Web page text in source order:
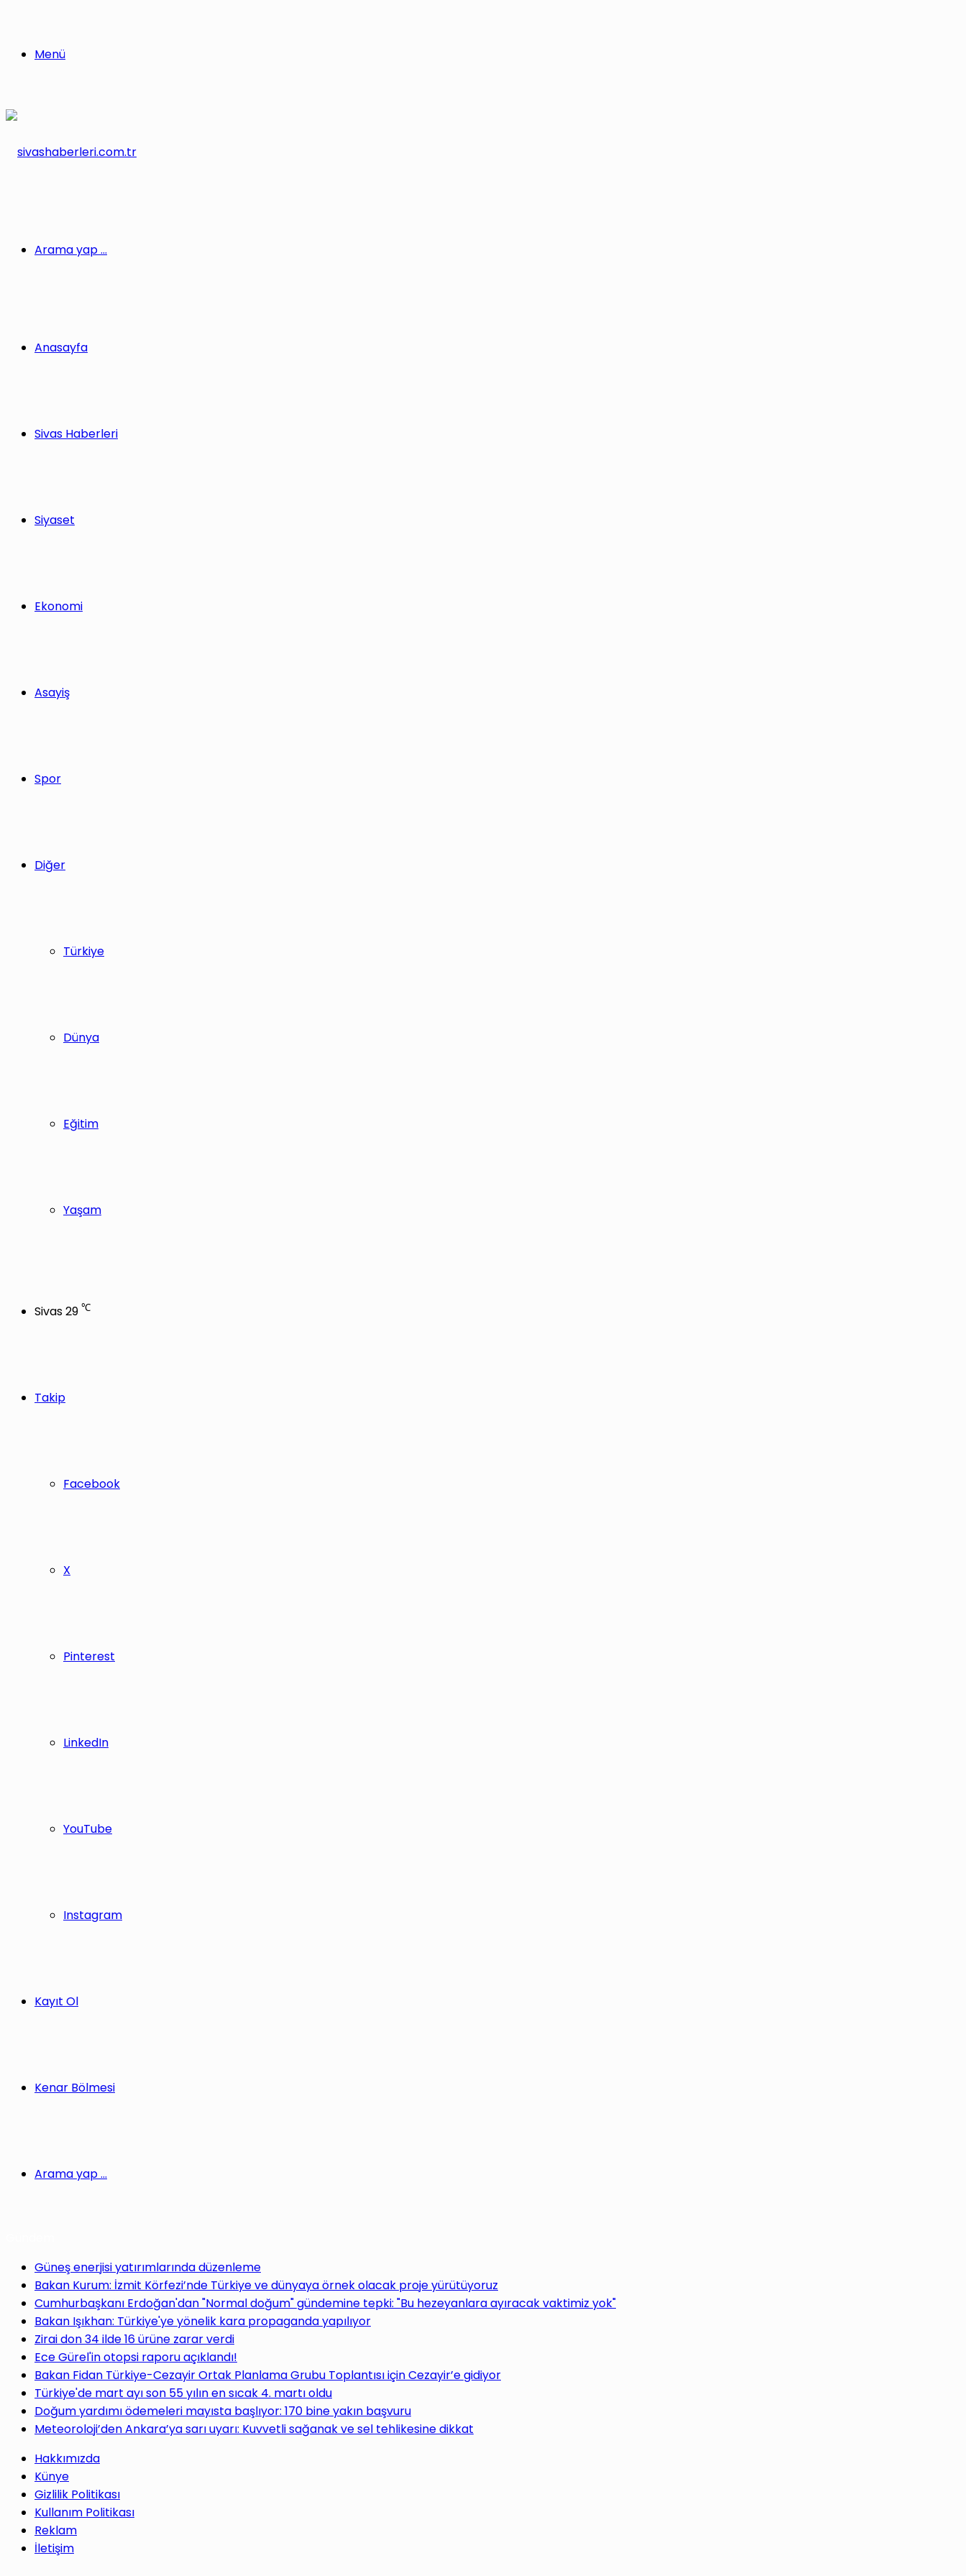
Menü
Arama yap ...
Anasayfa
Sivas Haberleri
Siyaset
Ekonomi
Asayiş
Spor
Diğer
Türkiye
Dünya
Eğitim
Yaşam
Sivas29 ℃
Takip
Facebook
X
Pinterest
LinkedIn
YouTube
Instagram
Kayıt Ol
Kenar Bölmesi
Arama yap ...
Güneş enerjisi yatırımlarında düzenleme
Bakan Kurum: İzmit Körfezi’nde Türkiye ve dünyaya örnek olacak proje yürütüyoruz
Cumhurbaşkanı Erdoğan'dan "Normal doğum" gündemine tepki: "Bu hezeyanlara ayıracak vaktimiz yok"
Bakan Işıkhan: Türkiye'ye yönelik kara propaganda yapılıyor
Zirai don 34 ilde 16 ürüne zarar verdi
Ece Gürel'in otopsi raporu açıklandı!
Bakan Fidan Türkiye-Cezayir Ortak Planlama Grubu Toplantısı için Cezayir’e gidiyor
Türkiye'de mart ayı son 55 yılın en sıcak 4. martı oldu
Doğum yardımı ödemeleri mayısta başlıyor: 170 bine yakın başvuru
Meteoroloji’den Ankara’ya sarı uyarı: Kuvvetli sağanak ve sel tehlikesine dikkat
Hakkımızda
Künye
Gizlilik Politikası
Kullanım Politikası
Reklam
İletişim